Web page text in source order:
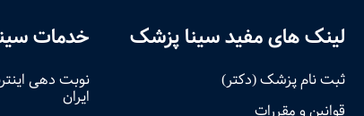
لینک های مفید سینا پزشک
ثبت نام پزشک (دکتر)
قوانین و مقررات
خدمات
نوبت‌ دهی
ایران